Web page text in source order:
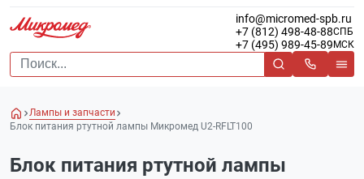
info@micromed-spb.ru
+7 (812) 498-48-88СПБ
+7 (495) 989-45-89 МСК
Лампы и запчасти
Блок питания ртутной лампы Микромед U2-RFLT100
Блок питания ртутной лампы